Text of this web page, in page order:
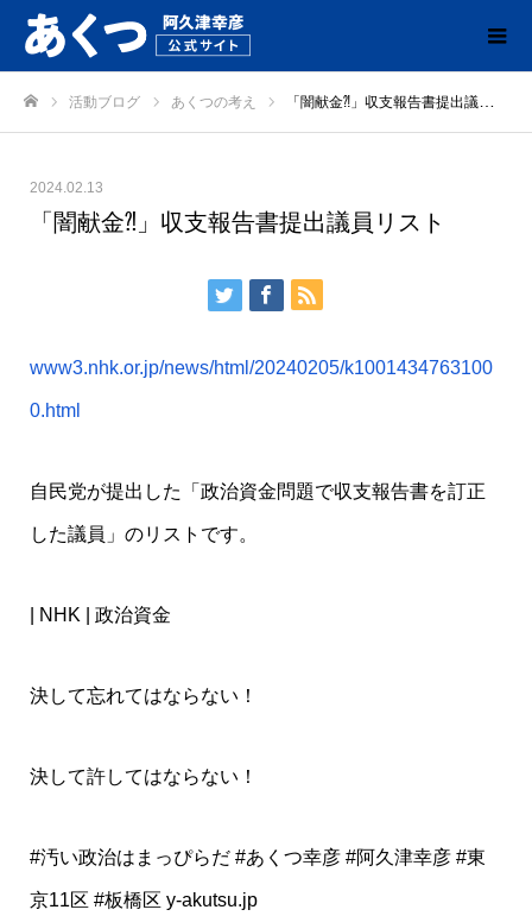
活動ブログ あくつの考え 「闇献金⁈」収支報告書提出議員リスト
2024.02.13
「闇献金⁈」収支報告書提出議員リスト
www3.nhk.or.jp/news/html/20240205/k1001434763100
0.html
自民党が提出した「政治資金問題で収支報告書を訂正
した議員」のリストです。
| NHK | 政治資金
決して忘れてはならない！
決して許してはならない！
#汚い政治はまっぴらだ #あくつ幸彦 #阿久津幸彦 #東
京11区 #板橋区 y-akutsu.jp